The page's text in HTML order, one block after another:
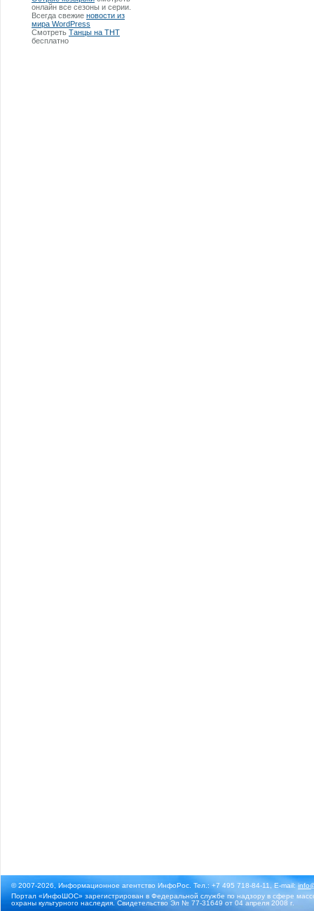
онлайн все сезоны и серии.
Всегда свежие новости из
мира WordPress
Смотреть Танцы на ТНТ
бесплатно
© 2007-2026, Информационное агентство ИнфоРос. Тел.: +7 495 718-84-11, E-mail:
Портал «ИнфоШОС» зарегистрирован в Федеральной службе по надзору в сфере
охраны культурного наследия. Свидетельство Эл № 77-31649 от 04 апреля 2008 г.